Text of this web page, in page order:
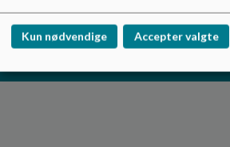
Cookie politik
Kun nødvendige Accepter valgte